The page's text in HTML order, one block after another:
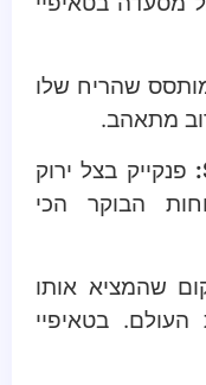
שהריח שלו
מתאהב.
פנקייק בצל ירוק
הבוקר הכי
שהמציא אותו
העולם. בטאיפיי